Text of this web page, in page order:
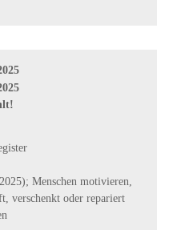
Menschen motivieren,
verschenkt oder repariert